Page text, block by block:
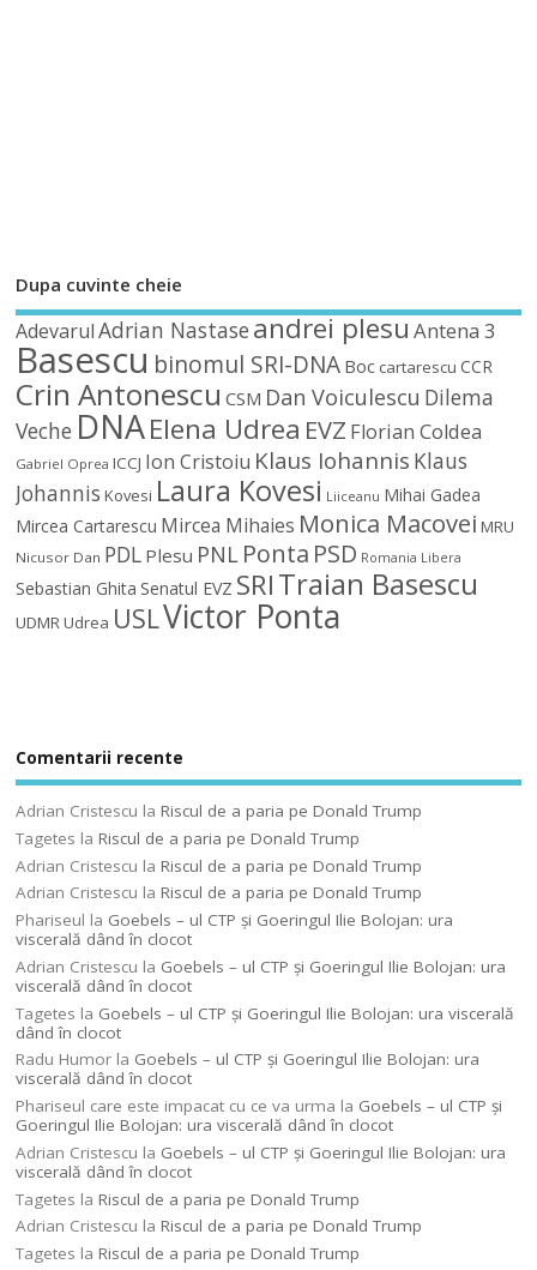
Dupa cuvinte cheie
Adevarul Adrian Nastaseandrei plesuAntena 3
Basescu binomul SRI-DNA Boc cartarescu CCR
Crin Antonescu CSM Dan Voiculescu Dilema
Veche DNAElena Udrea EVZ Florian Coldea
Gabriel Oprea ICCJ Ion Cristoiu Klaus Iohannis Klaus
Johannis Kovesi Laura Kovesi Liiceanu Mihai Gadea
Mircea Cartarescu Mircea Mihaies Monica Macovei MRU
Nicusor Dan PDL Plesu PNL Ponta PSD Romania Libera
Sebastian Ghita Senatul EVZ SRITraian Basescu
UDMRUdrea USLVictor Ponta
Comentarii recente
Adrian Cristescu laRiscul de a paria pe Donald Trump
Tagetes laRiscul de a paria pe Donald Trump
Adrian Cristescu laRiscul de a paria pe Donald Trump
Adrian Cristescu laRiscul de a paria pe Donald Trump
Phariseul la Goebels – ul CTP şi Goeringul Ilie Bolojan: ura
viscerală dând în clocot
Adrian Cristescu la Goebels – ul CTP şi Goeringul Ilie Bolojan: ura
viscerală dând în clocot
Tagetes la Goebels – ul CTP şi Goeringul Ilie Bolojan: ura viscerală
dând în clocot
Radu Humor la Goebels – ul CTP şi Goeringul Ilie Bolojan: ura
viscerală dând în clocot
Phariseul care este impacat cu ce va urma la Goebels – ul CTP şi
Goeringul Ilie Bolojan: ura viscerală dând în clocot
Adrian Cristescu la Goebels – ul CTP şi Goeringul Ilie Bolojan: ura
viscerală dând în clocot
Tagetes laRiscul de a paria pe Donald Trump
Adrian Cristescu laRiscul de a paria pe Donald Trump
Tagetes laRiscul de a paria pe Donald Trump